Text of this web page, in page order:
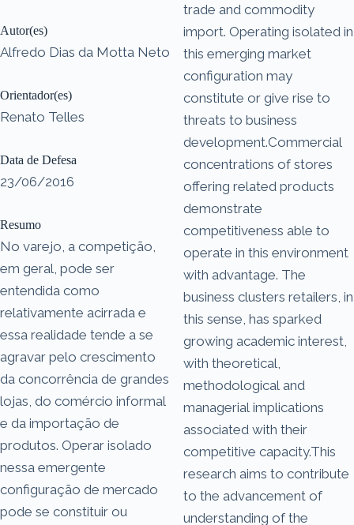
Autor(es)
Alfredo Dias da Motta Neto
Orientador(es)
Renato Telles
Data de Defesa
23/06/2016
Resumo
No varejo, a competição,
em geral, pode ser
entendida como
relativamente acirrada e
essa realidade tende a se
agravar pelo crescimento
da concorrência de grandes
lojas, do comércio informal
e da importação de
produtos. Operar isolado
nessa emergente
configuração de mercado
pode se constituir ou
trade and commodity
import. Operating isolated in
this emerging market
configuration may
constitute or give rise to
threats to business
development.Commercial
concentrations of stores
offering related products
demonstrate
competitiveness able to
operate in this environment
with advantage. The
business clusters retailers, in
this sense, has sparked
growing academic interest,
with theoretical,
methodological and
managerial implications
associated with their
competitive capacity.This
research aims to contribute
to the advancement of
understanding of the